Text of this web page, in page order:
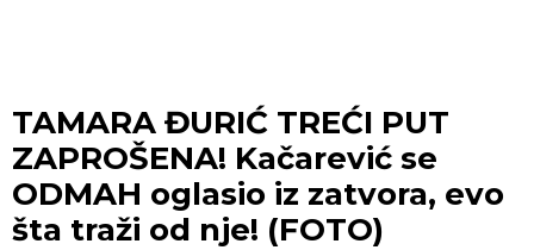
TAMARA ĐURIĆ TREĆI PUT
ZAPROŠENA! Kačarević se
ODMAH oglasio iz zatvora, evo
šta traži od nje! (FOTO)